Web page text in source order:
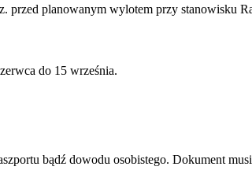
przed planowanym wylotem przy stanowisku
do 15 września.
bądź dowodu osobistego. Dokument